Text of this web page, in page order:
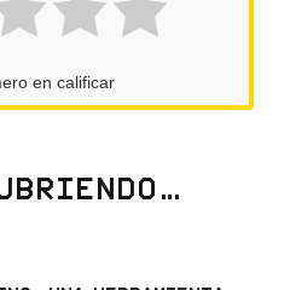
en calificar